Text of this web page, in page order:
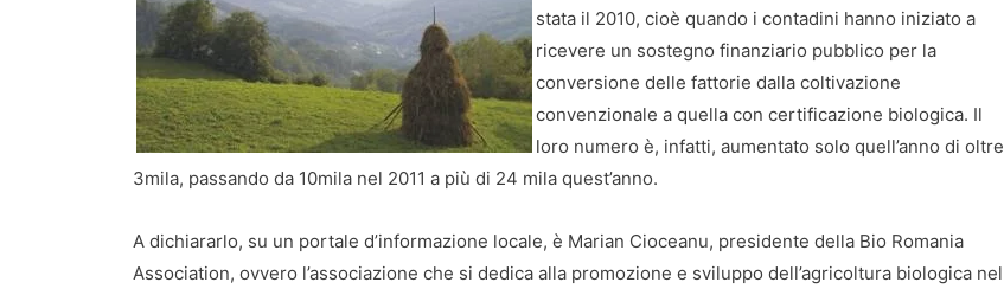
stata il 2010, cioè quando i contadini hanno iniziato a
ricevere un sostegno finanziario pubblico per la
conversione delle fattorie dalla coltivazione
convenzionale a quella con certificazione biologica. Il
loro numero è, infatti, aumentato solo quell’anno di oltre
3mila, passando da 10mila nel 2011 a più di 24 mila quest’anno.
A dichiararlo, su un portale d’informazione locale, è Marian Cioceanu, presidente della Bio Romania
Association, ovvero l’associazione che si dedica alla promozione e sviluppo dell’agricoltura biologica nel